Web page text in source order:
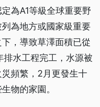
為A1等級全球重要野
為地方或國家級重要
，導致草澤面積已從
水工程完工，水源被
頻繁，2月更發生十
物的家園。